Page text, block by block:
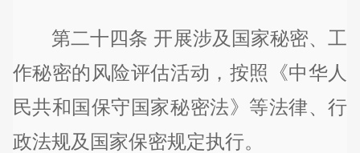
第二十四条 开展涉及国家秘密、工
作秘密的风险评估活动，按照《中华人
民共和国保守国家秘密法》等法律、行
政法规及国家保密规定执行。